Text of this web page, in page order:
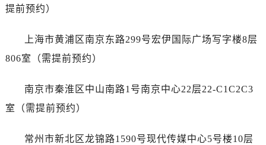
提前预约）
上海市黄浦区南京东路299号宏伊国际广场写字楼8层
806室（需提前预约）
南京市秦淮区中山南路1号南京中心22层22-C1C2C3
室（需提前预约）
常州市新北区龙锦路1590号现代传媒中心5号楼10层